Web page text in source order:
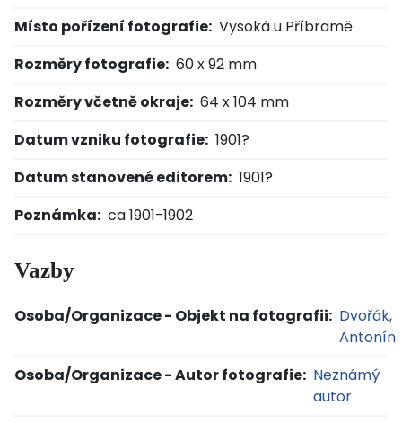
Místo pořízení fotografie: Vysoká u Příbramě
Rozměry fotografie: 60 x 92 mm
Rozměry včetně okraje: 64 x 104 mm
Datum vzniku fotografie: 1901?
Datum stanovené editorem: 1901?
Poznámka: ca 1901-1902
Vazby
Osoba/Organizace - Objekt na fotografii: Dvořák,
Antonín
Osoba/Organizace - Autor fotografie: Neznámý
autor